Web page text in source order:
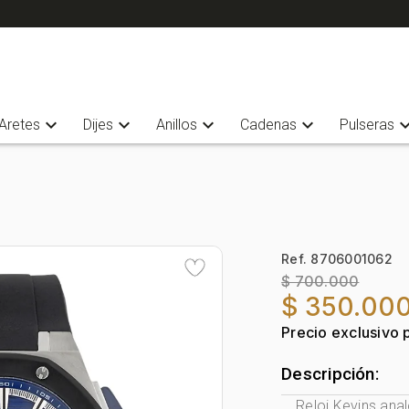
expand_more Dijes expand_more Anillos expand_more Cadenas expand_more Pulseras
Ref. 8706001062
$ 700.000
$
Precio exclusivo
Descripción: